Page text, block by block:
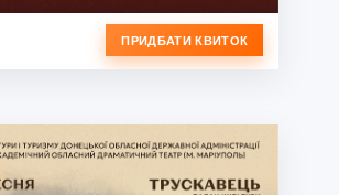
ПРИДБАТИ КВИТОК